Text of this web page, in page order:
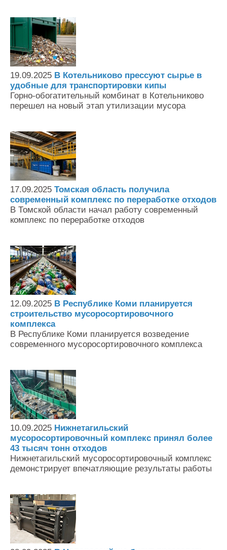
19.09.2025 В Котельниково прессуют сырье в
удобные для транспортировки кипы
Горно-обогатительный комбинат в Котельниково
перешел на новый этап утилизации мусора
17.09.2025 Томская область получила
современный комплекс по переработке отходов
В Томской области начал работу современный
комплекс по переработке отходов
12.09.2025 В Республике Коми планируется
строительство мусоросортировочного
комплекса
В Республике Коми планируется возведение
современного мусоросортировочного комплекса
10.09.2025 Нижнетагильский
мусоросортировочный комплекс принял более
43 тысяч тонн отходов
Нижнетагильский мусоросортировочный комплекс
демонстрирует впечатляющие результаты работы